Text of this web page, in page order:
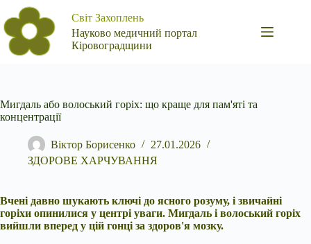
Перейти
до
вмісту
Світ Захоплень
Науково медичний портал
Кіровоградщини
Мигдаль або волоський горіх: що краще для пам'яті та
концентрації
Віктор Борисенко
27.01.2026
ЗДОРОВЕ ХАРЧУВАННЯ
Вчені давно шукають ключі до ясного розуму, і звичайні
горіхи опинилися у центрі уваги. Мигдаль і волоський горіх
вийшли вперед у цій гонці за здоров'я мозку.